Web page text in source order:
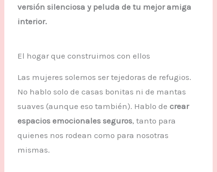
versión silenciosa y peluda de tu mejor amiga
interior.
El hogar que construimos con ellos
Las mujeres solemos ser tejedoras de refugios.
No hablo solo de casas bonitas ni de mantas
suaves (aunque eso también). Hablo decrear
espacios emocionales seguros, tanto para
quienes nos rodean como para nosotras
mismas.